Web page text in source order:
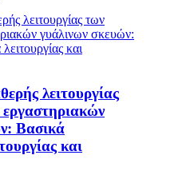
λειτουργίας
Βασικά
και